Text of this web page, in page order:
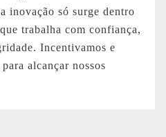
inovação só surge dentro
trabalha com confiança,
Incentivamos e
alcançar nossos